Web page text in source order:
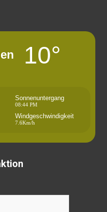
10°
Sonnenuntergang
08:44 PM
Windgeschwindigkeit
7.6Km/h